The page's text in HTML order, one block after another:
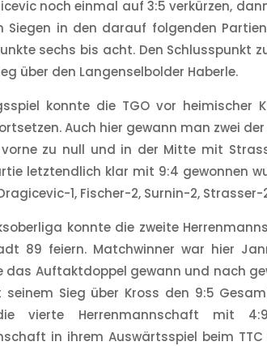
noch einmal auf 3:5 verkürzen,
Siegen in den darauf folgenden
sechs bis acht. Den Schlusspunkt
über den Langenselbolder Haberle.
konnte die TGO vor heimischer
Auch hier gewann man zwei
zu null und in der Mitte mit
letztendlich klar mit 9:4 gewonnen
1, Fischer-2, Surnin-2, Strasser-
konnte die zweite
89 feiern. Matchwinner war hier
das Auftaktdoppel gewann und nach
Sieg über Kross den 9:5
vierte Herrenmannschaft mit
in ihrem Auswärtsspiel beim